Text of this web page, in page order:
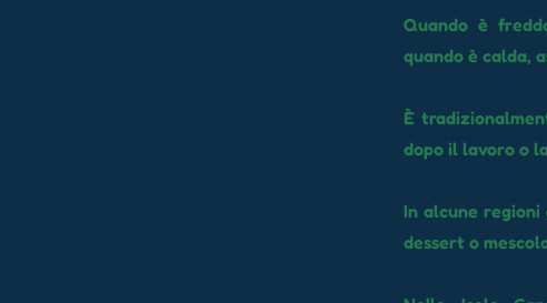
Quando è
quando è calda,
È
dopo il lavoro o
In alcune
dessert o